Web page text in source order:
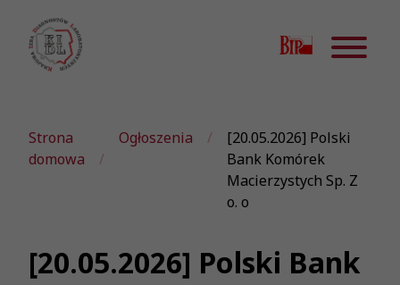
Strona
domowa
Ogłoszenia
[20.05.2026] Polski
Bank Komórek
Macierzystych Sp. Z
o. o
[20.05.2026] Polski Bank